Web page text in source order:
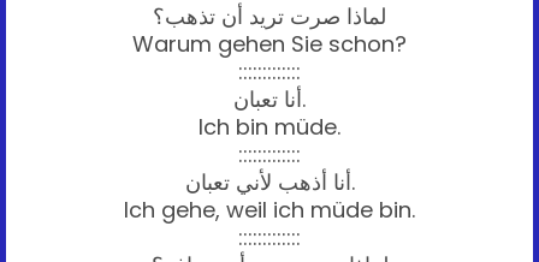
لماذا صرت تريد أن تذهب؟
Warum gehen Sie schon?
:::::::::::::
أنا تعبان.
Ich bin müde.
:::::::::::::
أنا أذهب لأني تعبان.
Ich gehe, weil ich müde bin.
:::::::::::::